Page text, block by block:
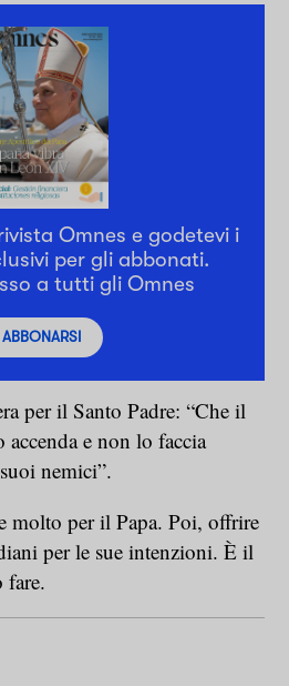
Omnes e godetevi i
per gli abbonati.
a tutti gli Omnes
ABBONARSI
per il Santo Padre: “Che il
e non lo faccia
nemici”.
molto per il Papa. Poi, offrire
per le sue intenzioni. È il
fare.